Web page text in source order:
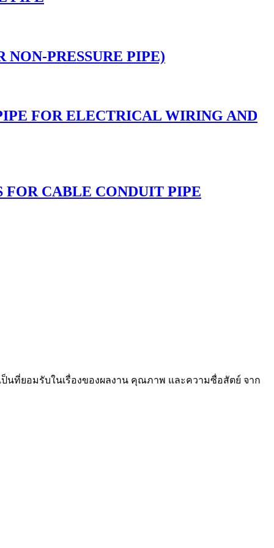
PRESSURE PIPE)
FOR ELECTRICAL WIRING AND
CABLE CONDUIT PIPE
ป็นที่ยอมรับในเรื่องของผลงาน คุณภาพ และความซื่อสัตย์ จาก